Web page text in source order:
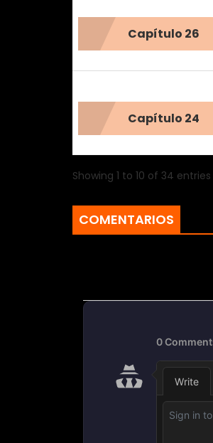
Capítulo 26
Capítulo 24
Showing 1 to 10 of 34 entries
COMENTARIOS